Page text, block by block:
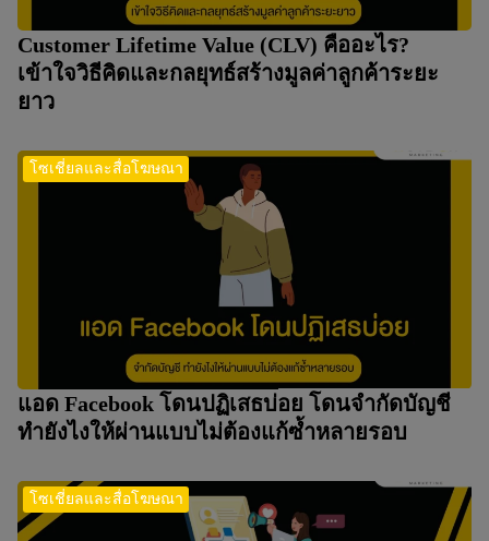
Customer Lifetime Value (CLV) คืออะไร?
เข้าใจวิธีคิดและกลยุทธ์สร้างมูลค่าลูกค้าระยะ
ยาว
โซเชี่ยลและสื่อโฆษณา
แอด Facebook โดนปฏิเสธบ่อย โดนจำกัดบัญชี
ทำยังไงให้ผ่านแบบไม่ต้องแก้ซ้ำหลายรอบ
โซเชี่ยลและสื่อโฆษณา